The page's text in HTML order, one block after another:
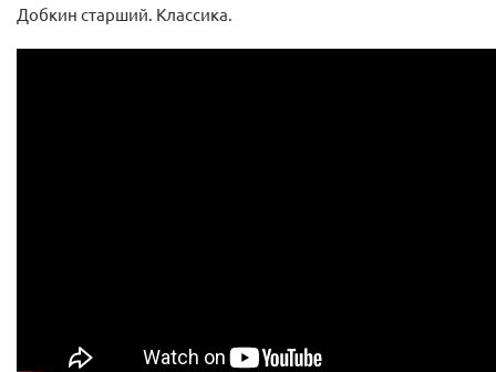
Добкин старший. Классика.